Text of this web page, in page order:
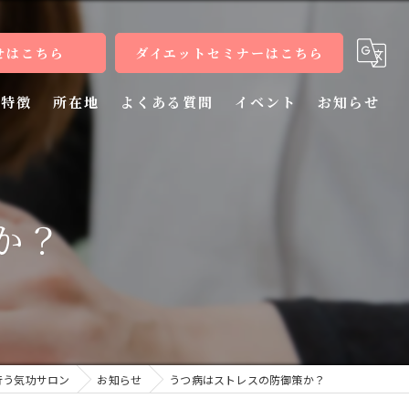
はこちら ダイエットセミナーはこちら
特徴
病気
教室
所在地 よくある質問 イベント お知らせ
？
気功サロン お知らせ うつ病はストレスの防御策か？